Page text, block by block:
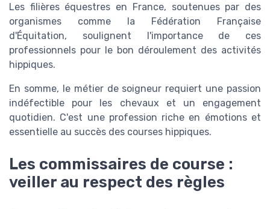
Les filières équestres en France, soutenues par des
organismes comme la Fédération Française
d'Équitation, soulignent l'importance de ces
professionnels pour le bon déroulement des activités
hippiques.
En somme, le métier de soigneur requiert une passion
indéfectible pour les chevaux et un engagement
quotidien. C'est une profession riche en émotions et
essentielle au succès des courses hippiques.
Les commissaires de course :
veiller au respect des règles